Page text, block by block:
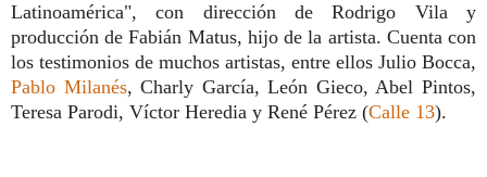
Latinoamérica", con dirección de Rodrigo Vila y
producción de Fabián Matus, hijo de la artista. Cuenta con
los testimonios de muchos artistas, entre ellos Julio Bocca,
Pablo Milanés, Charly García, León Gieco, Abel Pintos,
Teresa Parodi, Víctor Heredia y René Pérez (Calle 13).